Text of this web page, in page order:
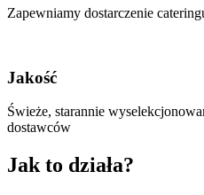
Zapewniamy dostarczenie
Jakość
Świeże, starannie
dostawców
Jak to działa?